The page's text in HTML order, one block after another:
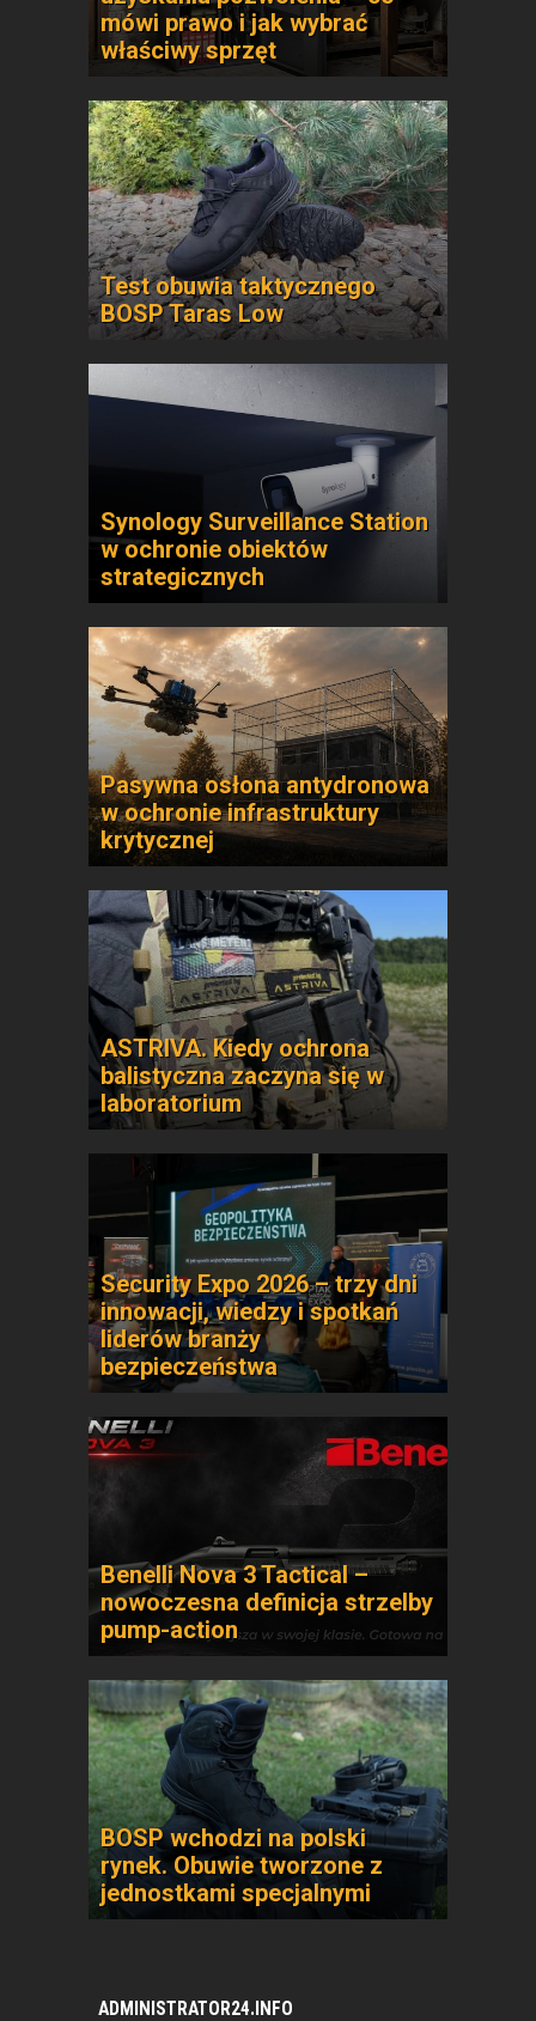
mówi prawo i jak wybrać
właściwy sprzęt
Test obuwia taktycznego
BOSP Taras Low
Synology Surveillance Station
w ochronie obiektów
strategicznych
Pasywna osłona antydronowa
w ochronie infrastruktury
krytycznej
ASTRIVA. Kiedy ochrona
balistyczna zaczyna się w
laboratorium
Security Expo 2026 – trzy dni
innowacji, wiedzy i spotkań
liderów branży
bezpieczeństwa
Benelli Nova 3 Tactical –
nowoczesna definicja strzelby
pump-action
BOSP wchodzi na polski
rynek. Obuwie tworzone z
jednostkami specjalnymi
ADMINISTRATOR24.INFO